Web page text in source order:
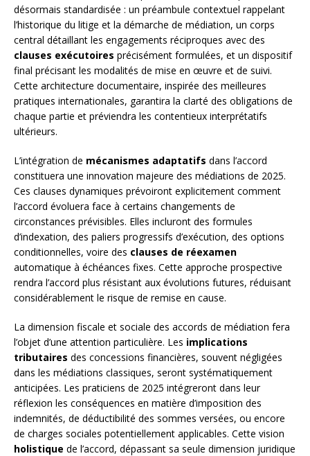
désormais standardisée : un préambule contextuel rappelant
l’historique du litige et la démarche de médiation, un corps
central détaillant les engagements réciproques avec des
clauses exécutoires précisément formulées, et un dispositif
final précisant les modalités de mise en œuvre et de suivi.
Cette architecture documentaire, inspirée des meilleures
pratiques internationales, garantira la clarté des obligations de
chaque partie et préviendra les contentieux interprétatifs
ultérieurs.
L’intégration de mécanismes adaptatifs dans l’accord
constituera une innovation majeure des médiations de 2025.
Ces clauses dynamiques prévoiront explicitement comment
l’accord évoluera face à certains changements de
circonstances prévisibles. Elles incluront des formules
d’indexation, des paliers progressifs d’exécution, des options
conditionnelles, voire des clauses de réexamen
automatique à échéances fixes. Cette approche prospective
rendra l’accord plus résistant aux évolutions futures, réduisant
considérablement le risque de remise en cause.
La dimension fiscale et sociale des accords de médiation fera
l’objet d’une attention particulière. Les implications
tributaires des concessions financières, souvent négligées
dans les médiations classiques, seront systématiquement
anticipées. Les praticiens de 2025 intégreront dans leur
réflexion les conséquences en matière d’imposition des
indemnités, de déductibilité des sommes versées, ou encore
de charges sociales potentiellement applicables. Cette vision
holistique de l’accord, dépassant sa seule dimension juridique